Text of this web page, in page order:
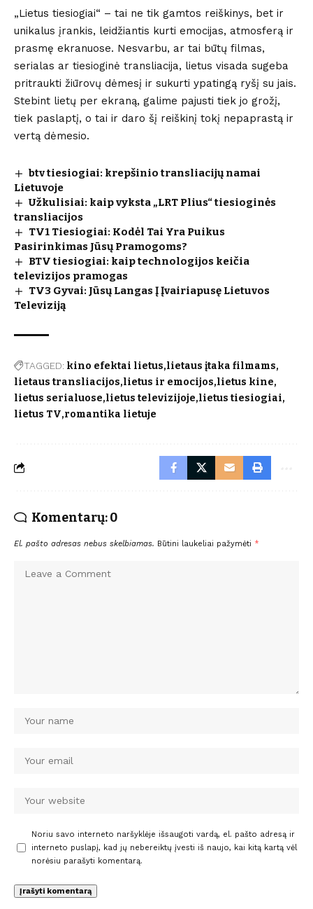
„Lietus tiesiogiai“ – tai ne tik gamtos reiškinys, bet ir
unikalus įrankis, leidžiantis kurti emocijas, atmosferą ir
prasmę ekranuose. Nesvarbu, ar tai būtų filmas,
serialas ar tiesioginė transliacija, lietus visada sugeba
pritraukti žiūrovų dėmesį ir sukurti ypatingą ryšį su jais.
Stebint lietų per ekraną, galime pajusti tiek jo grožį,
tiek paslaptį, o tai ir daro šį reiškinį tokį nepaprastą ir
vertą dėmesio.
btv tiesiogiai: krepšinio transliacijų namai
Lietuvoje
Užkulisiai: kaip vyksta „LRT Plius“ tiesioginės
transliacijos
TV1 Tiesiogiai: Kodėl Tai Yra Puikus
Pasirinkimas Jūsų Pramogoms?
BTV tiesiogiai: kaip technologijos keičia
televizijos pramogas
TV3 Gyvai: Jūsų Langas Į Įvairiapusę Lietuvos
Televiziją
TAGGED: kino efektai lietus lietaus įtaka filmams
lietaus transliacijos lietus ir emocijos lietus kine
lietus serialuose lietus televizijoje lietus tiesiogiai
lietus TV romantika lietuje
Komentarų: 0
El. pašto adresas nebus skelbiamas. Būtini laukeliai pažymėti *
Noriu savo interneto naršyklėje išsaugoti vardą, el. pašto adresą ir
interneto puslapį, kad jų nebereiktų įvesti iš naujo, kai kitą kartą vėl
norėsiu parašyti komentarą.